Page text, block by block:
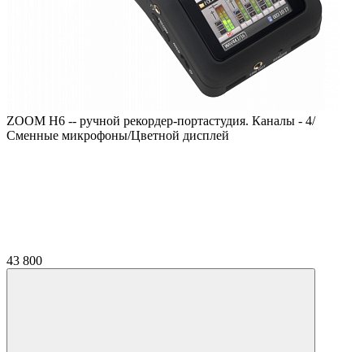
ZOOM H6 -- ручной рекордер-портастудия. Каналы - 4/
Сменные микрофоны/Цветной дисплей
43 800